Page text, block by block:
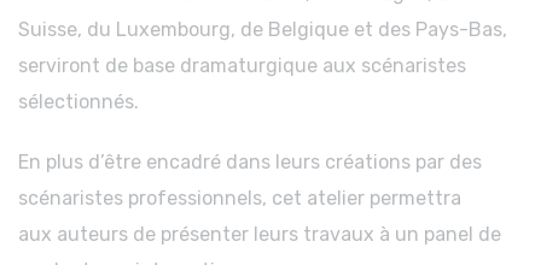
Suisse, du Luxembourg, de Belgique et des Pays-Bas,
serviront de base dramaturgique aux scénaristes
sélectionnés.
En plus d’être encadré dans leurs créations par des
scénaristes professionnels, cet atelier permettra
aux auteurs de présenter leurs travaux à un panel de